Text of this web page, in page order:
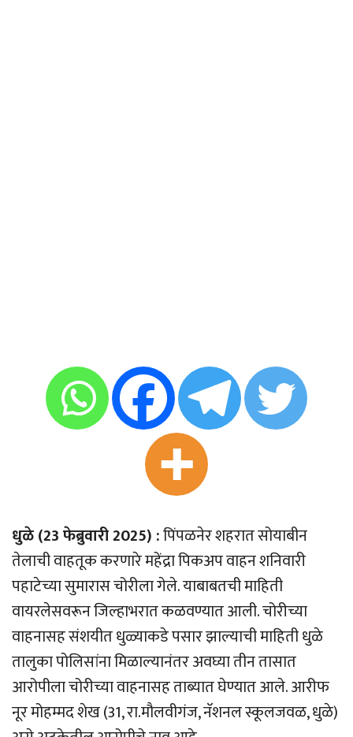
धुळे (23 फेब्रुवारी 2025) :पिंपळनेर शहरात सोयाबीन
तेलाची वाहतूक करणारे महेंद्रा पिकअप वाहन शनिवारी
पहाटेच्या सुमारास चोरीला गेले. याबाबतची माहिती
वायरलेसवरून जिल्हाभरात कळवण्यात आली. चोरीच्या
वाहनासह संशयीत धुळ्याकडे पसार झाल्याची माहिती धुळे
तालुका पोलिसांना मिळाल्यानंतर अवघ्या तीन तासात
आरोपीला चोरीच्या वाहनासह ताब्यात घेण्यात आले. आरीफ
नूर मोहम्मद शेख (31, रा.मौलवीगंज, नॅशनल स्कूलजवळ, धुळे)